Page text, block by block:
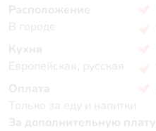
Расположение
В городе
Кухня
Европейская, русская
Оплата
Только за еду и напитки
За дополнительную плату